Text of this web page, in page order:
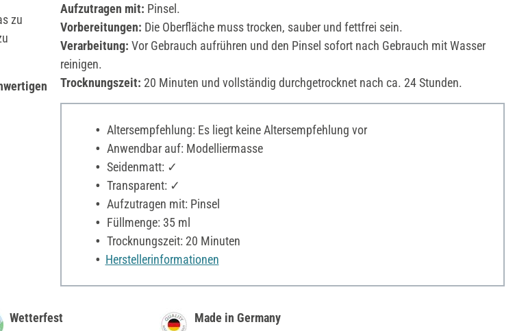
zu
Aufzutragen mit: Pinsel.
Vorbereitungen: Die Oberfläche muss trocken, sauber und fettfrei sein.
Verarbeitung: Vor Gebrauch aufrühren und den Pinsel sofort nach Gebrauch mit Wasser
reinigen.
Trocknungszeit: 20 Minuten und vollständig durchgetrocknet nach ca. 24 Stunden.
Altersempfehlung: Es liegt keine Altersempfehlung vor
Anwendbar auf: Modelliermasse
Seidenmatt: ✓
Transparent: ✓
Aufzutragen mit: Pinsel
Füllmenge: 35 ml
Trocknungszeit: 20 Minuten
Herstellerinformationen
Wetterfest Made in Germany